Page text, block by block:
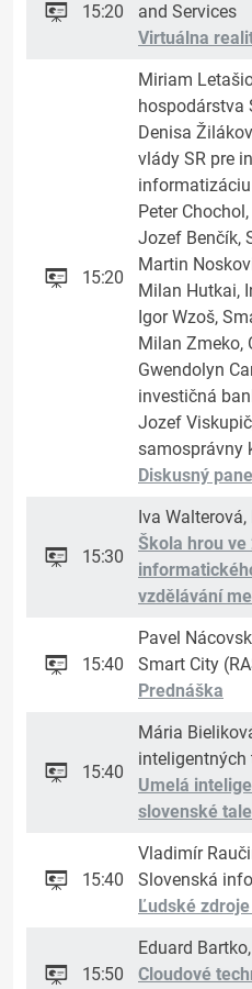
15:20
and Services
Virtuálna
15:20
Miriam
hospodárstva
Denisa
vlády SR pre
informatizáciu
Peter
Jozef Benčík,
Martin
Milan Hutkai,
Igor Wzoš,
Milan Zmeko,
Gwendolyn
investičná
Jozef
samosprávny
Diskusný panel
15:30
Iva Walterová,
Škola hrou
vzdělávání
15:40
Pavel
Smart City
Prednáška
15:40
Mária
Umelá
slovenské
15:40
Vladimír
Slovenská
Ľudské
15:50
Eduard
Cloudové